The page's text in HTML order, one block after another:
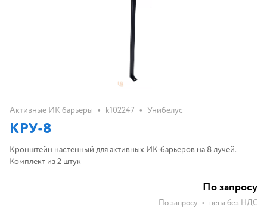
Активные ИК барьеры • k102247 • Унибелус
КРУ-8
Кронштейн настенный для активных ИК-барьеров на 8 лучей.
Комплект из 2 штук
По запросу
По запросу • цена без НДС